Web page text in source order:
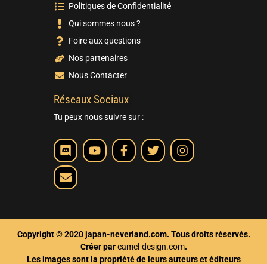
Politiques de Confidentialité
Qui sommes nous ?
Foire aux questions
Nos partenaires
Nous Contacter
Réseaux Sociaux
Tu peux nous suivre sur :
Copyright © 2020 japan-neverland.com. Tous droits réservés.
Créer parcamel-design.com.
Les images sont la propriété de leurs auteurs et éditeurs